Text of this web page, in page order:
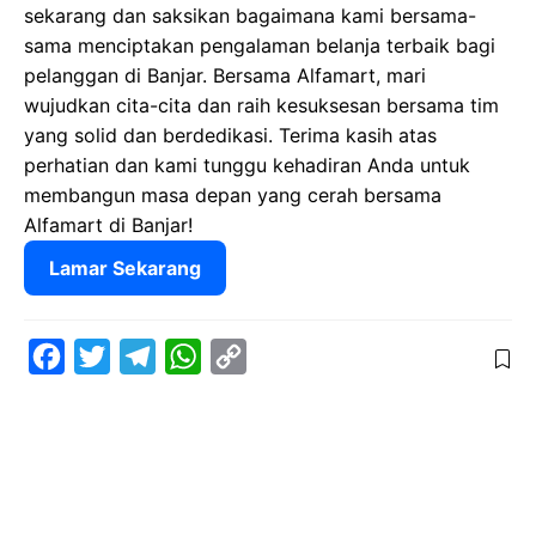
sekarang dan saksikan bagaimana kami bersama-
sama menciptakan pengalaman belanja terbaik bagi
pelanggan di Banjar. Bersama Alfamart, mari
wujudkan cita-cita dan raih kesuksesan bersama tim
yang solid dan berdedikasi. Terima kasih atas
perhatian dan kami tunggu kehadiran Anda untuk
membangun masa depan yang cerah bersama
Alfamart di Banjar!
Lamar Sekarang
W